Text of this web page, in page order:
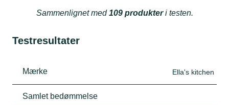
Sammenlignet med109 produkteri testen.
Testresultater
Mærke Ella's kitchen
Samlet bedømmelse